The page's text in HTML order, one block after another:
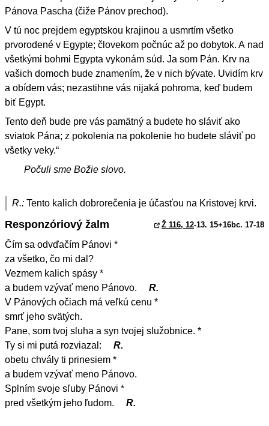
Pánova Pascha (čiže Pánov prechod).
V tú noc prejdem egyptskou krajinou a usmrtím všetko
prvorodené v Egypte; človekom počnúc až po dobytok. A nad
všetkými bohmi Egypta vykonám súd. Ja som Pán. Krv na
vašich domoch bude znamením, že v nich bývate. Uvidím krv
a obídem vás; nezastihne vás nijaká pohroma, keď budem
biť Egypt.
Tento deň bude pre vás pamätný a budete ho sláviť ako
sviatok Pána; z pokolenia na pokolenie ho budete sláviť po
všetky veky.“
Počuli sme Božie slovo.
R.: Tento kalich dobrorečenia je účasťou na Kristovej krvi.
Responzóriový žalm Ž 116, 12-13. 15+16bc. 17-18
Čím sa odvďačím Pánovi *
za všetko, čo mi dal?
Vezmem kalich spásy *
a budem vzývať meno Pánovo.
R.
V Pánových očiach má veľkú cenu *
smrť jeho svätých.
Pane, som tvoj sluha a syn tvojej služobnice. *
Ty si mi putá rozviazal:
R.
obetu chvály ti prinesiem *
a budem vzývať meno Pánovo.
Splním svoje sľuby Pánovi *
pred všetkým jeho ľudom.
R.